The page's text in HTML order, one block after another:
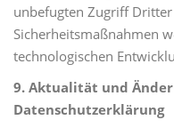
unbefugten Zugriff
Sicherheitsmaßnahmen
technologischen
9. Aktualität und
Datenschutzerklärung